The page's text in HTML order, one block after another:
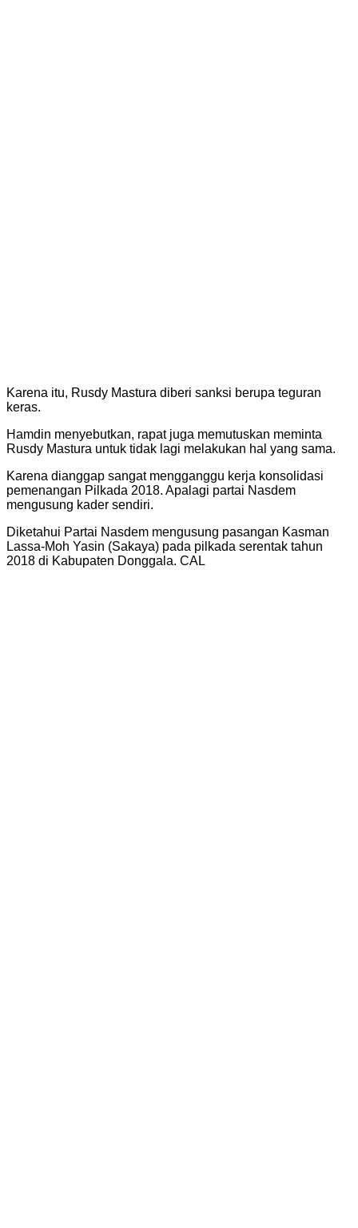
Karena itu, Rusdy Mastura diberi sanksi berupa teguran
keras.
Hamdin menyebutkan, rapat juga memutuskan meminta
Rusdy Mastura untuk tidak lagi melakukan hal yang sama.
Karena dianggap sangat mengganggu kerja konsolidasi
pemenangan Pilkada 2018. Apalagi partai Nasdem
mengusung kader sendiri.
Diketahui Partai Nasdem mengusung pasangan Kasman
Lassa-Moh Yasin (Sakaya) pada pilkada serentak tahun
2018 di Kabupaten Donggala. CAL